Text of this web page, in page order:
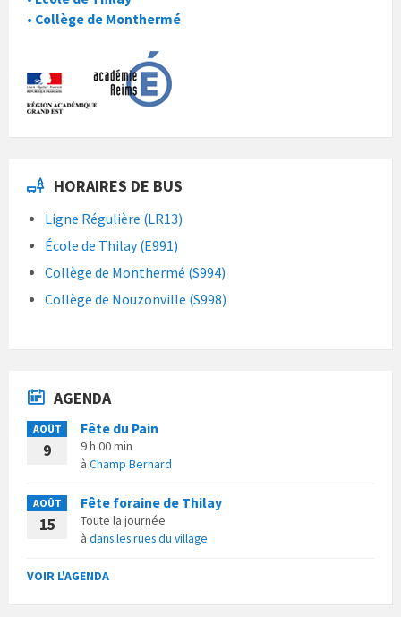
• Collège de Monthermé
HORAIRES DE BUS
Ligne Régulière (LR13)
École de Thilay (E991)
Collège de Monthermé (S994)
Collège de Nouzonville (S998)
AGENDA
AOÛT
9
Fête du Pain
9 h 00 min
à Champ Bernard
AOÛT
15
Fête foraine de Thilay
Toute la journée
à dans les rues du village
VOIR L'AGENDA